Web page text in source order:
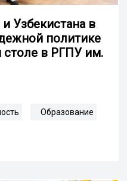
Узбекистана в
политике
столе в РГПУ им.
Образование